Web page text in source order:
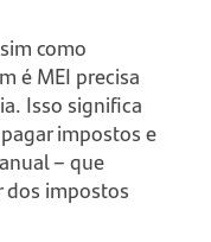
como
é MEI precisa
Isso significa
impostos e
– que
impostos